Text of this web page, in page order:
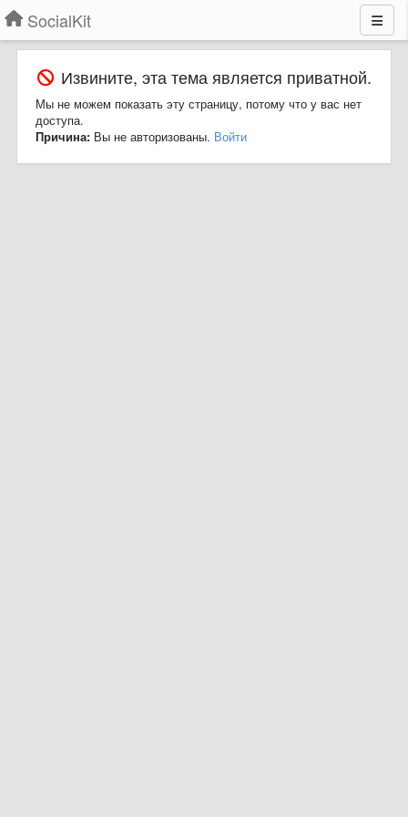
SocialKit
Извините, эта тема является приватной.
Мы не можем показать эту страницу, потому что у вас нет
доступа.
Причина: Вы не авторизованы. Войти